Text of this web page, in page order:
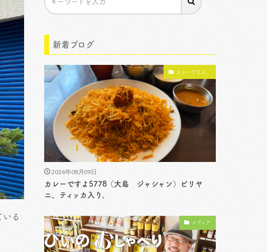
いる
新着ブログ
カレーですよ。
2026年08月09日
カレーですよ5778（大島 ジャシャン）ビリヤ
ニ、ティッカ入り。
メディア